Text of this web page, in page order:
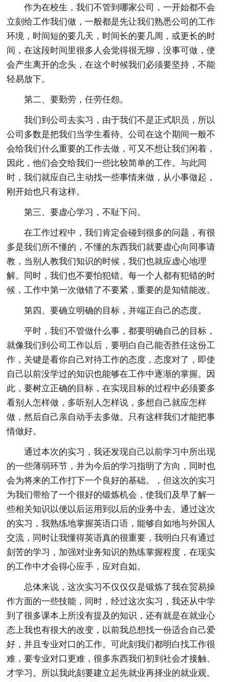
作为在校生，我们不管到哪家公司，一开始都不会
立刻给工作我们做，一般都是先让我们熟悉公司的工作
环境，时间短的要几天，时间长的要几周，或更长的时
间，在这段时间里很多人会觉得很无聊，没事可做，便
会产生离开的念头，在这个时候我们必须要坚持，不能
轻易放下。
第二、要勤劳，任劳任怨。
我们到公司去实习，由于我们不是正式职员，所以
公司多数是把我们当学生看待。公司在这个期间一般不
会给我们什么重要的工作去做，可又不想让我们闲着，
因此，他们会交给我们一些比较简单的工作。与此同
时，我们就应自己主动找一些事情来做，从小事做起，
刚开始也只有这样。
第三、要虚心学习，不耻下问。
在工作过程中，我们肯定会碰到很多的问题，有很
多是我们所不懂的，不懂的东西我们就要虚心向同事请
教，当别人教我们知识的时候，我们也就应虚心地理
解。同时，我们也不要怕犯错。每一个人都有犯错的时
候，工作中第一次做错了不要紧，重要的是知错能改。
第四、要确立明确的目标，并端正自己的态度。
平时，我们不管做什么事，都要明确自己的目标，
就像我们到公司工作以后，要明白自己能否胜任这份工
作，关键是看你自己对待工作的态度，态度对了，即使
自己以前没学过的知识也能够在工作中逐渐的掌握。因
此，要树立正确的目标，在实现目标的过程中必须要多
看别人怎样做，多听别人怎样说，多想自己就应怎样
做，然后自己亲自动手去多做。只有这样我们才能把事
情做好。
通过本次的实习，我还发现自己以前学习中所出现
的一些薄弱环节，并为今后的学习指明了方向，同时也
会为将来的工作打下一个良好的基础。，但这次的实习
为我们带给了一个很好的锻炼机会，使我们及早了解一
些相关知识以便以后运用到以后的业务中去。通过这次
的实习，我熟练地掌握英语口语，能够自如地与外国人
交流，同时让我懂得英语真的很重要，我明白只有通过
刻苦的学习，加强对业务知识的熟练掌握程度，在现实
的工作中才会得心应手，应对自如。
总体来说，这次实习不仅仅仅是锻炼了我在贸易操
作方面的一些技能，同时，经过这次实习，我还从中学
到了很多课本上所没有提及的知识，还有就是在就业心
态上我也有很大的改变，以前我总想找一份适合自己爱
好，并且专业对口的工作。可此刻我们都明白找工作很
难，要专业对口更难，很多东西我们初到社会才接触、
才学习。所以我此刻要建立起先就业再择业的就业观。